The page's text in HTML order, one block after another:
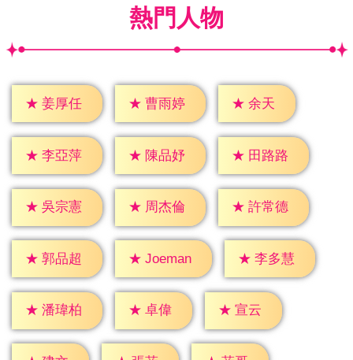
熱門人物
★ 姜厚任 ★ 曹雨婷 ★ 余天
★ 李亞萍 ★ 陳品妤 ★ 田路路
★ 吳宗憲 ★ 周杰倫 ★ 許常德
★ 郭品超 ★ Joeman ★ 李多慧
★ 潘瑋柏 ★ 卓偉 ★ 宣云